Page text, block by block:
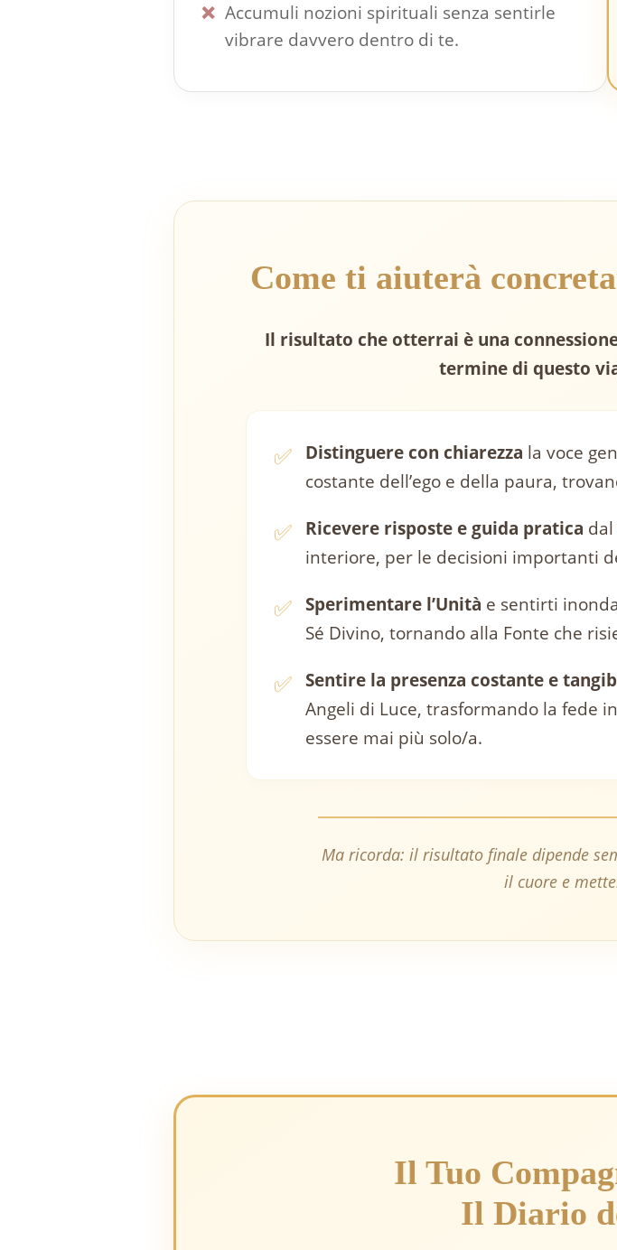
❌ Accumuli nozioni spirituali senza sentirle
vibrare davvero dentro di te.
Come ti aiuterà
Il risultato che otterrai è una
termine di questo
✅ Distinguere con chiarezza la voce
costante dell’ego e della paura,
✅ Ricevere risposte e guida pratica
interiore, per le decisioni importanti
✅ Sperimentare l’Unità e sentirti
Sé Divino, tornando alla Fonte che
✅ Sentire la presenza costante e
Angeli di Luce, trasformando la fede
essere mai più solo/a.
Ma ricorda: il risultato finale dipende
il cuore e
Il Tuo
Il Diario